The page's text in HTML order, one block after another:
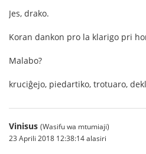
Jes, drako.
Koran dankon pro la klarigo pri
Malabo?
kruciĝejo, piedartiko, trotuaro,
Vinisus (Wasifu wa mtumiaji)
23 Aprili 2018 12:38:14 alasiri